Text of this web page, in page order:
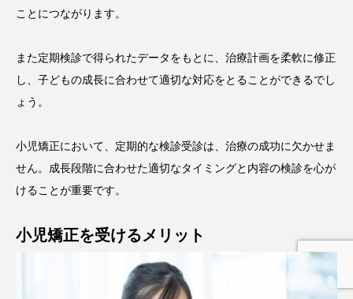
ことにつながります。
また定期検診で得られたデータをもとに、治療計画を柔軟に修正
し、子どもの成長に合わせて適切な対応をとることができるでし
ょう。
小児矯正において、定期的な検診受診は、治療の成功に欠かせま
せん。成長段階に合わせた適切なタイミングと内容の検診を心が
けることが重要です。
小児矯正を受けるメリット